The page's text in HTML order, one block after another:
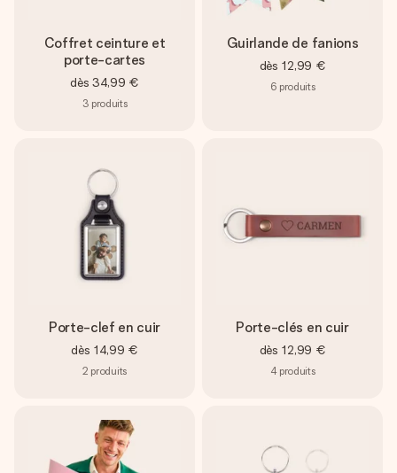
Coffret ceinture et
porte-cartes
dès 34,99 €
3 produits
Guirlande de fanions
dès 12,99 €
6 produits
Porte-clef en cuir
dès 14,99 €
2 produits
Porte-clés en cuir
dès 12,99 €
4 produits